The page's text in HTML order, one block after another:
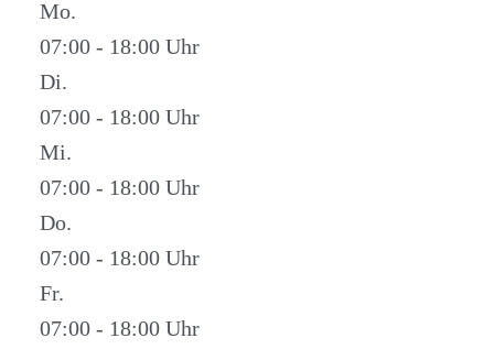
Mo.
07:00 - 18:00
Di.
07:00 - 18:00
Mi.
07:00 - 18:00
Do.
07:00 - 18:00
Fr.
07:00 - 18:00